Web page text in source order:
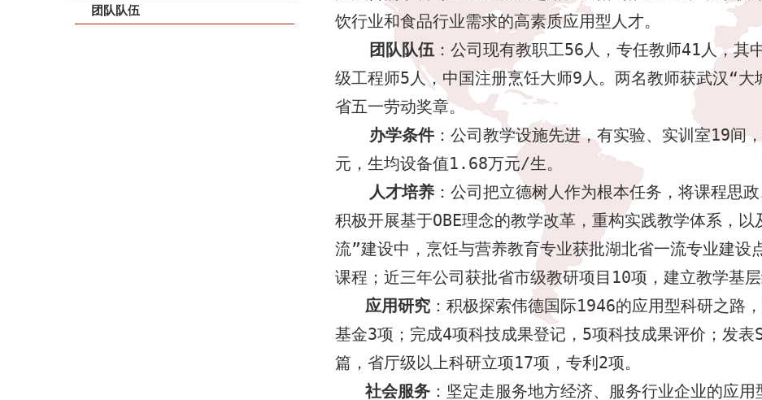
团队队伍
饮行业和食品行业需求的高素质应用型人才。
团队队伍：公司现有教职工56人，专任教师41人，其
级工程师5人，中国注册烹饪大师9人。两名教师获武汉“
省五一劳动奖章。
办学条件：公司教学设施先进，有实验、实训室19间
元，生均设备值1.68万元/生。
人才培养：公司把立德树人作为根本任务，将课程思
积极开展基于OBE理念的教学改革，重构实践教学体系，
流”建设中，烹饪与营养教育专业获批湖北省一流专业建设
课程；近三年公司获批省市级教研项目 10项，建立教学基
应用研究 ：积极探索伟德国际1946的应用型科研之路
基金3项；完成4项科技成果登记， 5项科技成果评价；发表
篇，省厅级以上科研立项17项，专利2项。
社会服务 ：坚定走服务地方经济、服务行业企业的应